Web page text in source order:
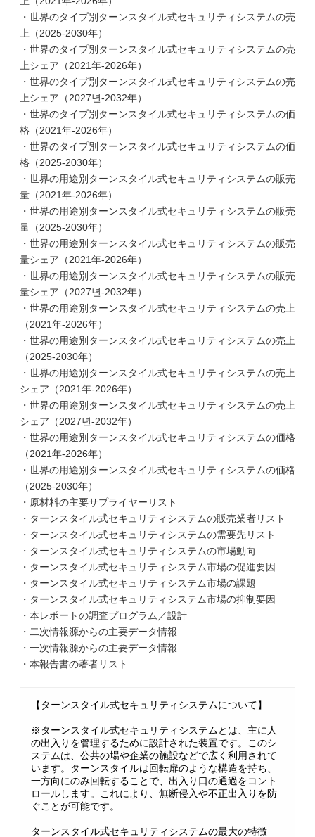
・世界のタイプ別ターンスタイル式セキュリティシステムの売
上（2025-2030年）
・世界のタイプ別ターンスタイル式セキュリティシステムの売
上シェア（2021年-2026年）
・世界のタイプ別ターンスタイル式セキュリティシステムの売
上シェア（2027년-2032年）
・世界のタイプ別ターンスタイル式セキュリティシステムの価
格（2021年-2026年）
・世界のタイプ別ターンスタイル式セキュリティシステムの価
格（2025-2030年）
・世界の用途別ターンスタイル式セキュリティシステムの販売
量（2021年-2026年）
・世界の用途別ターンスタイル式セキュリティシステムの販売
量（2025-2030年）
・世界の用途別ターンスタイル式セキュリティシステムの販売
量シェア（2021年-2026年）
・世界の用途別ターンスタイル式セキュリティシステムの販売
量シェア（2027년-2032年）
・世界の用途別ターンスタイル式セキュリティシステムの売上
（2021年-2026年）
・世界の用途別ターンスタイル式セキュリティシステムの売上
（2025-2030年）
・世界の用途別ターンスタイル式セキュリティシステムの売上
シェア（2021年-2026年）
・世界の用途別ターンスタイル式セキュリティシステムの売上
シェア（2027년-2032年）
・世界の用途別ターンスタイル式セキュリティシステムの価格
（2021年-2026年）
・世界の用途別ターンスタイル式セキュリティシステムの価格
（2025-2030年）
・原材料の主要サプライヤーリスト
・ターンスタイル式セキュリティシステムの販売業者リスト
・ターンスタイル式セキュリティシステムの需要先リスト
・ターンスタイル式セキュリティシステムの市場動向
・ターンスタイル式セキュリティシステム市場の促進要因
・ターンスタイル式セキュリティシステム市場の課題
・ターンスタイル式セキュリティシステム市場の抑制要因
・本レポートの調査プログラム／設計
・二次情報源からの主要データ情報
・一次情報源からの主要データ情報
・本報告書の著者リスト
【ターンスタイル式セキュリティシステムについて】
※ターンスタイル式セキュリティシステムとは、主に人
の出入りを管理するために設計された装置です。このシ
ステムは、公共の場や企業の施設などで広く利用されて
います。ターンスタイルは回転扉のような構造を持ち、
一方向にのみ回転することで、出入り口の通過をコント
ロールします。これにより、無断侵入や不正出入りを防
ぐことが可能です。
ターンスタイル式セキュリティシステムの最大の特徴